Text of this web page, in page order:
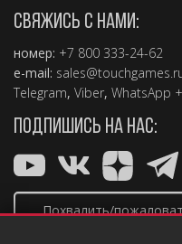
СВЯЖИСЬ С НАМИ:
номер: +7 800 333-24-62
e-mail:
Telegram, Viber, WhatsApp
ПОДПИШИСЬ НА НАС:
Похвалить/